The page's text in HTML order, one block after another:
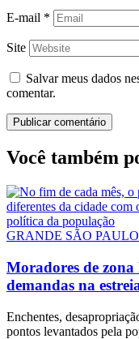
E-mail *
Site
Salvar meus dados
comentar.
Você também
GRANDE SÃO PAULO
Moradores de zona
demandas na
Enchentes,
pontos levantados pela